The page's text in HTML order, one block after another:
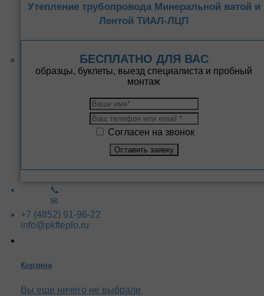
Утепление трубопровода Минеральной ватой и
Лентой ТИАЛ-ЛЦП
БЕСПЛАТНО ДЛЯ ВАС
образцы, буклеты, выезд специалиста и пробный
монтаж
Согласен на звонок
📞
✉
+7 (4852) 91-96-22
info@pkfteplo.ru
Корзина
Вы еще ничего не выбрали